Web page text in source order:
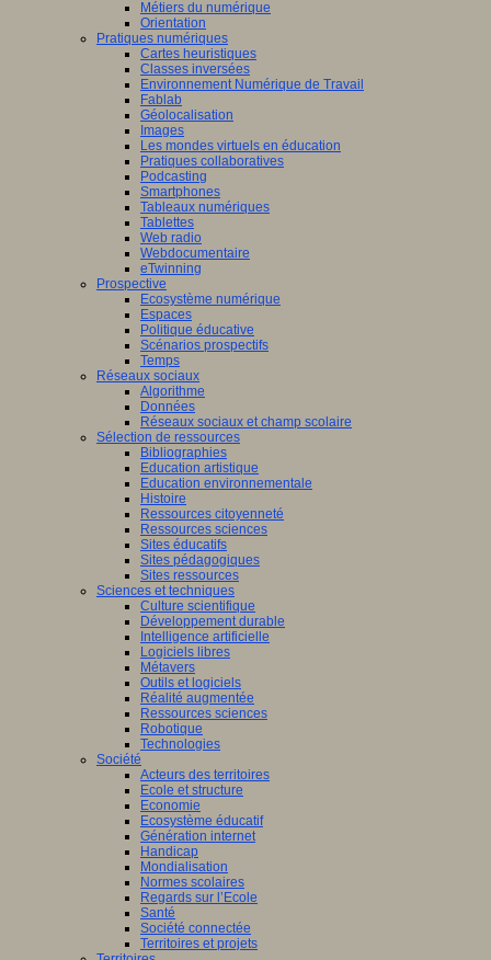
Métiers du numérique
Orientation
Pratiques numériques
Cartes heuristiques
Classes inversées
Environnement Numérique de Travail
Fablab
Géolocalisation
Images
Les mondes virtuels en éducation
Pratiques collaboratives
Podcasting
Smartphones
Tableaux numériques
Tablettes
Web radio
Webdocumentaire
eTwinning
Prospective
Ecosystème numérique
Espaces
Politique éducative
Scénarios prospectifs
Temps
Réseaux sociaux
Algorithme
Données
Réseaux sociaux et champ scolaire
Sélection de ressources
Bibliographies
Education artistique
Education environnementale
Histoire
Ressources citoyenneté
Ressources sciences
Sites éducatifs
Sites pédagogiques
Sites ressources
Sciences et techniques
Culture scientifique
Développement durable
Intelligence artificielle
Logiciels libres
Métavers
Outils et logiciels
Réalité augmentée
Ressources sciences
Robotique
Technologies
Société
Acteurs des territoires
Ecole et structure
Economie
Ecosystème éducatif
Génération internet
Handicap
Mondialisation
Normes scolaires
Regards sur l’Ecole
Santé
Société connectée
Territoires et projets